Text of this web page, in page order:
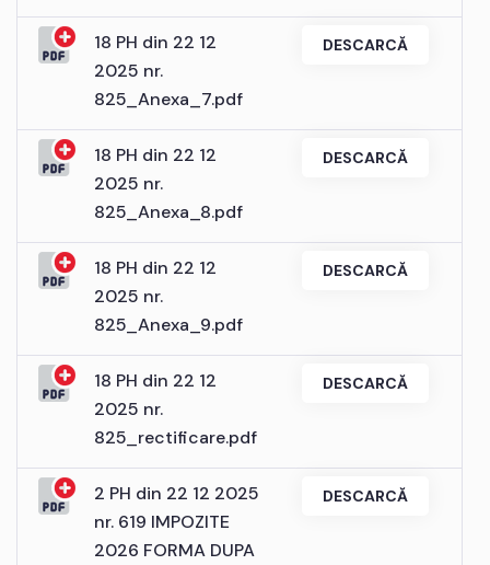
18 PH din 22 12
2025 nr.
825_Anexa_7.pdf
DESCARCĂ
18 PH din 22 12
2025 nr.
825_Anexa_8.pdf
DESCARCĂ
18 PH din 22 12
2025 nr.
825_Anexa_9.pdf
DESCARCĂ
18 PH din 22 12
2025 nr.
825_rectificare.pdf
DESCARCĂ
2 PH din 22 12 2025
nr. 619 IMPOZITE
2026 FORMA DUPA
DESCARCĂ